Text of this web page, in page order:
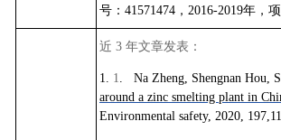
号： 41571474 ， 2016-2019年，
近 3 年文章发表：
1. 1. Na Zheng, Shengnan Hou,
around a zinc smelting plant in
Environmental safety, 2020,